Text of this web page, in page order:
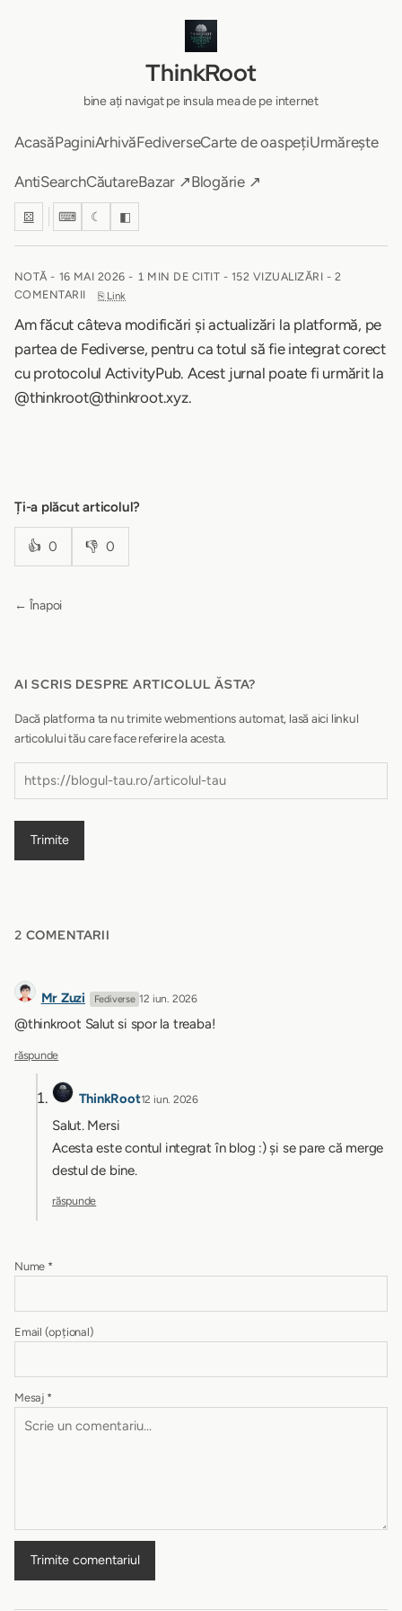
ThinkRoot
bine ați navigat pe insula mea de pe internet
AcasăPaginiArhivăFediverseCarte de oaspețiUrmărește
AntiSearchCăutareBazar ↗Blogărie ↗
⚄ ⌨ ☾ ◧
NOTĂ - 16 MAI 2026 - 1 MIN DE CITIT - 152 VIZUALIZĂRI - 2
COMENTARII
⎘ Link
Am făcut câteva modificări și actualizări la platformă, pe
partea de Fediverse, pentru ca totul să fie integrat corect
cu protocolul ActivityPub. Acest jurnal poate fi urmărit la
@thinkroot@thinkroot.xyz.
Ți-a plăcut articolul?
👍 0 👎 0
← Înapoi
AI SCRIS DESPRE ARTICOLUL ĂSTA?
Dacă platforma ta nu trimite webmentions automat, lasă aici linkul
articolului tău care face referire la acesta.
Trimite
2 COMENTARII
Mr Zuzi Fediverse 12 iun. 2026
@thinkroot Salut si spor la treaba!
răspunde
ThinkRoot12 iun. 2026
Salut. Mersi
Acesta este contul integrat în blog :) și se pare că merge
destul de bine.
răspunde
Nume *
Email (opțional)
Mesaj *
Trimite comentariul